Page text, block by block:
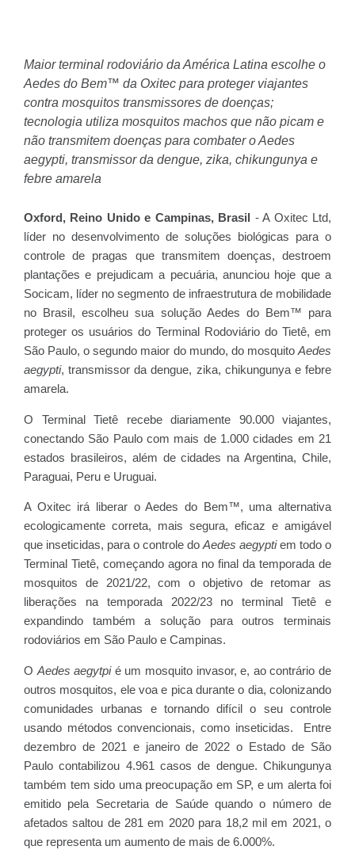
Maior terminal rodoviário da América Latina escolhe o
Aedes do Bem™ da Oxitec para proteger viajantes
contra mosquitos transmissores de doenças;
tecnologia utiliza mosquitos machos que não picam e
não transmitem doenças para combater o Aedes
aegypti, transmissor da dengue, zika, chikungunya e
febre amarela
Oxford, Reino Unido e Campinas, Brasil
- A Oxitec Ltd,
líder no desenvolvimento de soluções biológicas para o
controle de pragas que transmitem doenças, destroem
plantações e prejudicam a pecuária, anunciou hoje que a
Socicam, líder no segmento de infraestrutura de mobilidade
no Brasil, escolheu sua solução Aedes do Bem™ para
proteger os usuários do Terminal Rodoviário do Tietê, em
São Paulo, o segundo maior do mundo, do mosquito Aedes
aegypti, transmissor da dengue, zika, chikungunya e febre
amarela.
O Terminal Tietê recebe diariamente 90.000 viajantes,
conectando São Paulo com mais de 1.000 cidades em 21
estados brasileiros, além de cidades na Argentina, Chile,
Paraguai, Peru e Uruguai.
A Oxitec irá liberar o Aedes do Bem™, uma alternativa
ecologicamente correta, mais segura, eficaz e amigável
que inseticidas, para o controle doAedes aegyptiem todo o
Terminal Tietê, começando agora no final da temporada de
mosquitos de 2021/22, com o objetivo de retomar as
liberações na temporada 2022/23 no terminal Tietê e
expandindo também a solução para outros terminais
rodoviários em São Paulo e Campinas.
O Aedes aegytpié um mosquito invasor, e, ao contrário de
outros mosquitos, ele voa e pica durante o dia, colonizando
comunidades urbanas e tornando difícil o seu controle
usando métodos convencionais, como inseticidas. Entre
dezembro de 2021 e janeiro de 2022 o Estado de São
Paulo contabilizou 4.961 casos de dengue. Chikungunya
também tem sido uma preocupação em SP, e um alerta foi
emitido pela Secretaria de Saúde quando o número de
afetados saltou de 281 em 2020 para 18,2 mil em 2021, o
que representa um aumento de mais de 6.000%.